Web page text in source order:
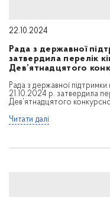
22.10.2024
Рада з державної
затвердила перелік
Дев’ятнадцятого
Рада з державної
21.10.2024 р. затвердила
Дев’ятнадцятого
Читати далі